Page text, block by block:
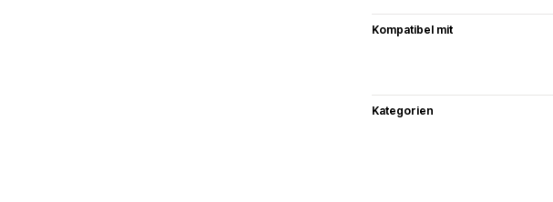
Kompatibel mit
Kategorien